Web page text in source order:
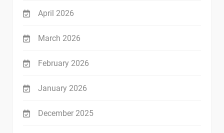
April 2026
March 2026
February 2026
January 2026
December 2025